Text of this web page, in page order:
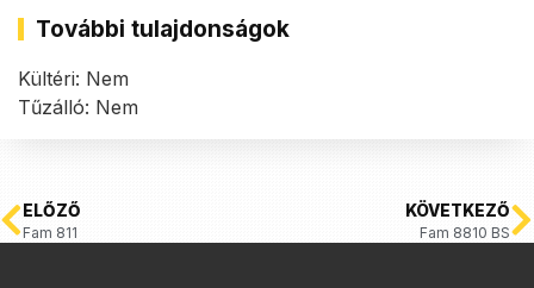
További tulajdonságok
Kültéri: Nem
Tűzálló: Nem
ELŐZŐ
Fam 811
KÖVETKEZŐ
Fam 8810 BS